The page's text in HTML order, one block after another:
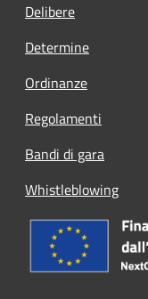
Delibere
Determine
Ordinanze
Regolamenti
Bandi di gara
Whistleblowing